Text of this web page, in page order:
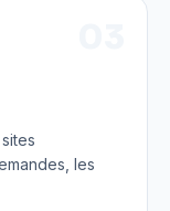
les